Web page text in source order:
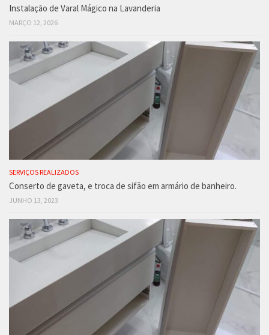
Instalação de Varal Mágico na Lavanderia
MARÇO 12, 2026
SERVIÇOS REALIZADOS
Conserto de gaveta, e troca de sifão em armário de banheiro.
JUNHO 13, 2023